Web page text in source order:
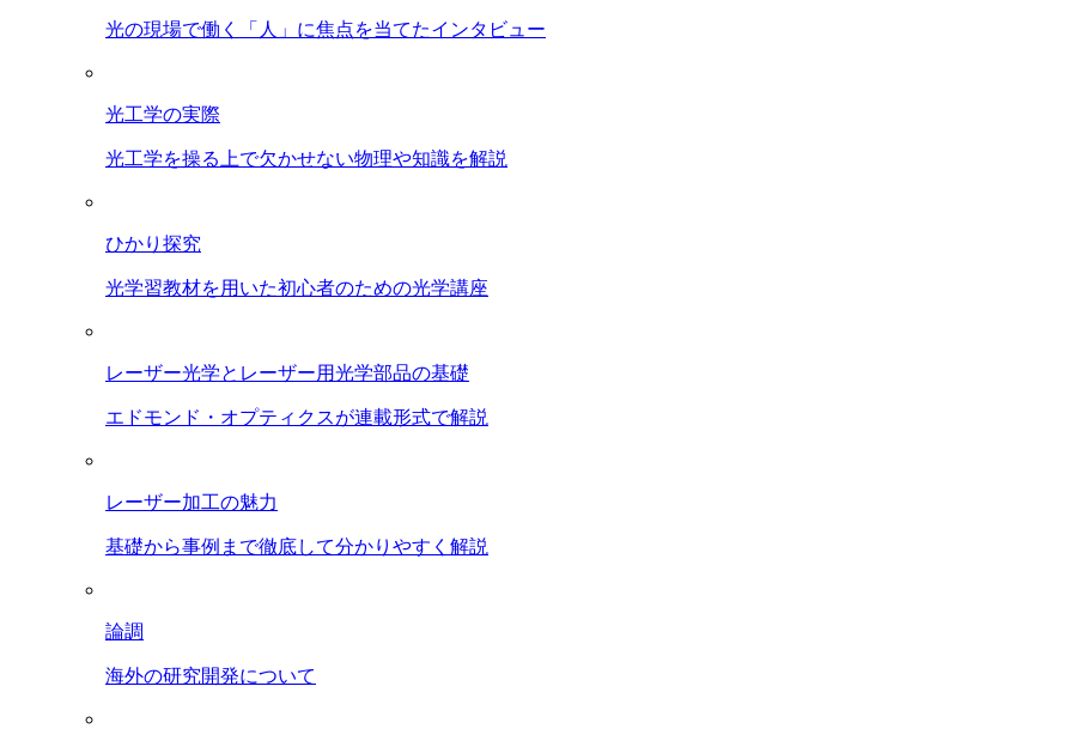
光の現場で働く「人」に焦点を当てたインタビュー
光工学の実際
光工学を操る上で欠かせない物理や知識を解説
ひかり探究
光学習教材を用いた初心者のための光学講座
レーザー光学とレーザー用光学部品の基礎
エドモンド・オプティクスが連載形式で解説
レーザー加工の魅力
基礎から事例まで徹底して分かりやすく解説
論調
海外の研究開発について